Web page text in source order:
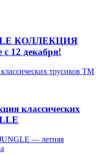
КОЛЛЕКЦИЯ
12 декабря!
классических